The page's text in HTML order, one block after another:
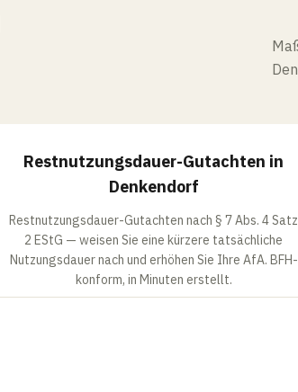
RESTNUTZUNGSDAUER
Restnutzungsdauer-Gutachten in
Denkendorf
Restnutzungsdauer-Gutachten nach § 7 Abs. 4 Satz
2 EStG — weisen Sie eine kürzere tatsächliche
Nutzungsdauer nach und erhöhen Sie Ihre AfA. BFH-
konform, in Minuten erstellt.